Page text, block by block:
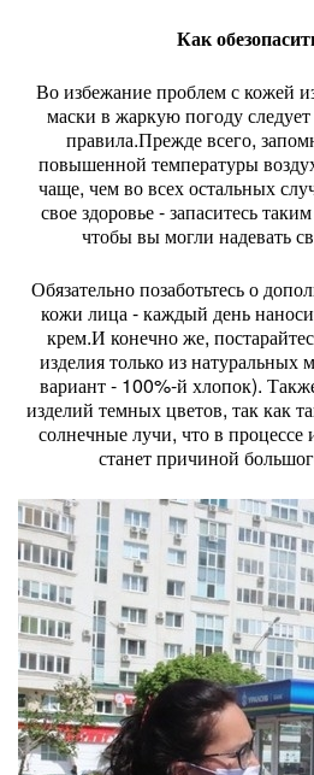
Как
Во избежание проблем с кожей
маски в жаркую погоду
правила.Прежде всего,
повышенной температуры
чаще, чем во всех остальных
свое здоровье - запаситесь
чтобы вы могли надевать
Обязательно позаботьтесь о
кожи лица - каждый день
крем.И конечно же,
изделия только из натуральных
вариант - 100%-й хлопок). Также
изделий темных цветов, так как
солнечные лучи, что в процессе
станет причиной